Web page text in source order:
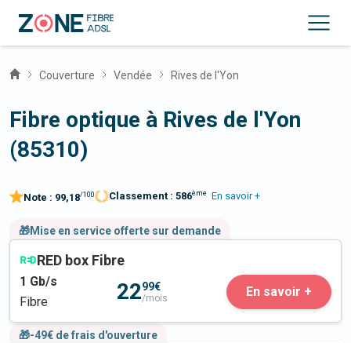
Couverture Vendée Rives de l'Yon
Fibre optique à Rives de l'Yon
(85310)
Note : 99,18/100 Classement : 586ème En savoir +
🎁Mise en service offerte sur demande
RED box Fibre
1 Gb/s
Fibre
2299€
/mois En savoir +
🎁-49€ de frais d'ouverture